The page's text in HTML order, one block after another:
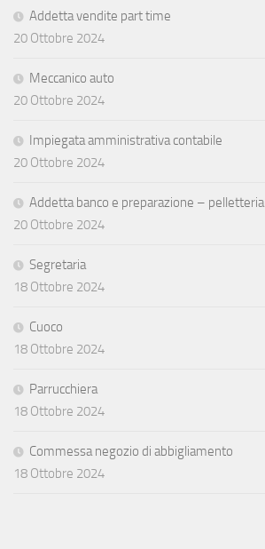
Addetta vendite part time
20 Ottobre 2024
Meccanico auto
20 Ottobre 2024
Impiegata amministrativa contabile
20 Ottobre 2024
Addetta banco e preparazione – pelletteria
20 Ottobre 2024
Segretaria
18 Ottobre 2024
Cuoco
18 Ottobre 2024
Parrucchiera
18 Ottobre 2024
Commessa negozio di abbigliamento
18 Ottobre 2024